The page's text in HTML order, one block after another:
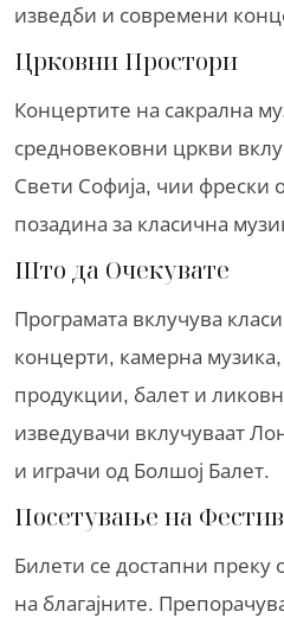
изведби и современи
Црковни Простори
Концертите на сакрална
средновековни цркви
Свети Софија, чии фрески
позадина за класична
Што да Очекувате
Програмата вклучува
концерти, камерна музика,
продукции, балет и
изведувачи вклучуваат
и играчи од Болшој Балет.
Посетување на
Билети се достапни преку
на благајните.